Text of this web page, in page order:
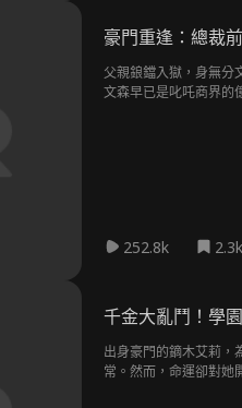
豪門重逢：總裁
父親鋃鐺入獄，身無分
文森早已是叱吒商界的億
252.8k 2.3k
千金大亂鬥！學
出身豪門的鏑木艾莉，
常。然而，命運卻對她